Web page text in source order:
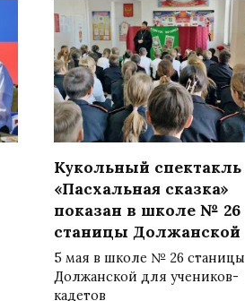
Кукольный спектакль
«Пасхальная сказка»
показан в школе № 26
станицы Должанской
5 мая в школе № 26 станицы
Должанской для учеников-
кадетов